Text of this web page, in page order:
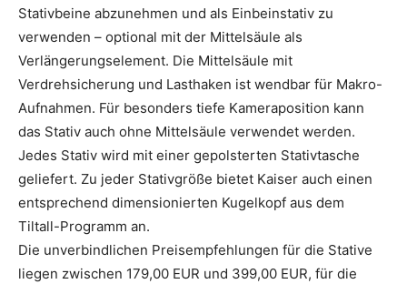
Stativbeine abzunehmen und als Einbeinstativ zu
verwenden – optional mit der Mittelsäule als
Verlängerungselement. Die Mittelsäule mit
Verdrehsicherung und Lasthaken ist wendbar für Makro-
Aufnahmen. Für besonders tiefe Kameraposition kann
das Stativ auch ohne Mittelsäule verwendet werden.
Jedes Stativ wird mit einer gepolsterten Stativtasche
geliefert. Zu jeder Stativgröße bietet Kaiser auch einen
entsprechend dimensionierten Kugelkopf aus dem
Tiltall-Programm an.
Die unverbindlichen Preisempfehlungen für die Stative
liegen zwischen 179,00 EUR und 399,00 EUR, für die